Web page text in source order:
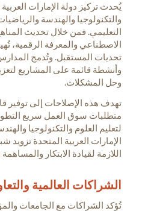
يُحدث تركيز دولة الإمارات
والتكنولوجيا والهندسة
التعليمي. فمن خلال تحديث
الاصطناعي والمعرفة الرقمية،
تحديات المستقبل. وتُدمج
وأنشطة قائمة على المشاريع
وحل المشكلات.
تهدف هذه الإصلاحات إلى توفير
متطلبات سوق العمل سريع
لتعليم العلوم والتكنولوجيا
الإمارات العربية المتحدة تزويد
اللازمة لقيادة الابتكار
الشراكات العالمية
تُؤكد الشراكات مع الجامعات